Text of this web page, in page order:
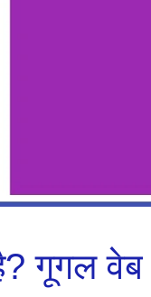
गूगल वेब